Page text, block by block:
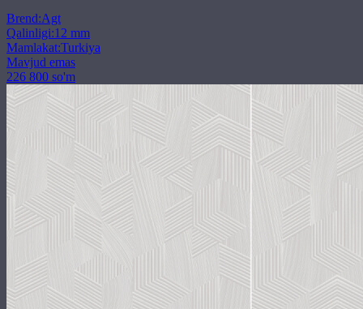
Brend:Agt
Qalinligi:12 mm
Mamlakat:Turkiya
Mavjud emas
226 800 so'm